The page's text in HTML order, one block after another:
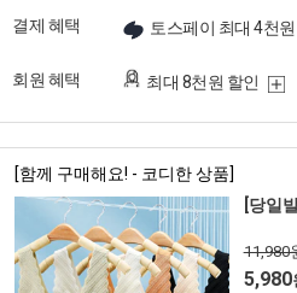
결제 혜택 토스페이 최대 4천
회원 혜택 최대 8천원 할인
[함께 구매해요! - 코디한 상품]
[당일
11,980
5,980